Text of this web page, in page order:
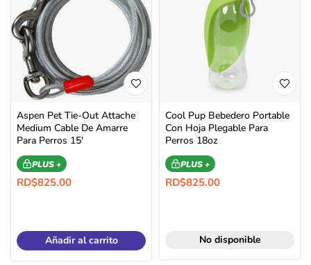
Aspen Pet Tie-Out Attache
Medium Cable De Amarre
Para Perros 15′
PLUS +
RD$825.00
Añadir al carrito
Cool Pup Bebedero Portable
Con Hoja Plegable Para
Perros 18oz
PLUS +
RD$825.00
No disponible